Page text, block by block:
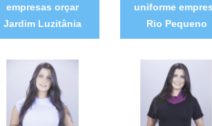
empresas orçar
Jardim Luzitânia
uniforme
Rio Pequeno